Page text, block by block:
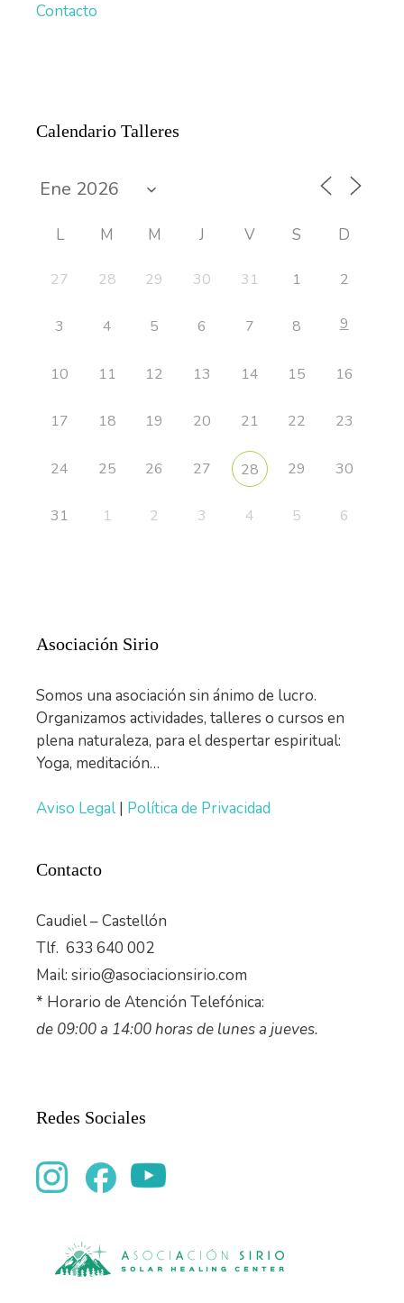
Contacto
Calendario Talleres
L M M J V S D
27 28 29 30 31 1 2
3 4 5 6 7 8 9
10 11 12 13 14 15 16
17 18 19 20 21 22 23
24 25 26 27 28 29 30
31 1 2 3 4 5 6
Asociación Sirio
Somos una asociación sin ánimo de lucro.
Organizamos actividades, talleres o cursos en
plena naturaleza, para el despertar espiritual:
Yoga, meditación…
Aviso Legal| Política de Privacidad
Contacto
Caudiel – Castellón
Tlf. 633 640 002
Mail: sirio@asociacionsirio.com
* Horario de Atención Telefónica:
de 09:00 a 14:00 horas de lunes a jueves.
Redes Sociales